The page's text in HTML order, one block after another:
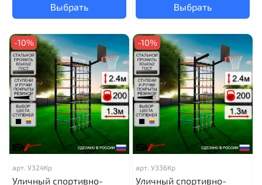
Выбрать Выбрать
-10%
арт. У324Кр
Уличный спортивно-
-10%
арт. У336Кр
Уличный спортивно-